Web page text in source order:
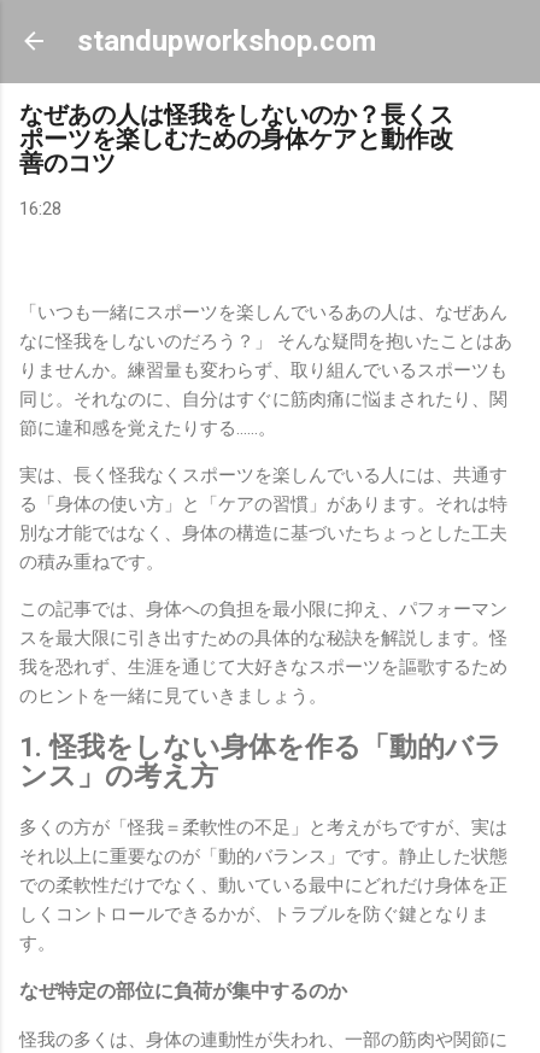
スキップしてメイン コンテンツに移動
standupworkshop.com
なぜあの人は怪我をしないのか？長くス
ポーツを楽しむための身体ケアと動作改
善のコツ
16:28
「いつも一緒にスポーツを楽しんでいるあの人は、なぜあん
なに怪我をしないのだろう？」 そんな疑問を抱いたことはあ
りませんか。練習量も変わらず、取り組んでいるスポーツも
同じ。それなのに、自分はすぐに筋肉痛に悩まされたり、関
節に違和感を覚えたりする……。
実は、長く怪我なくスポーツを楽しんでいる人には、共通す
る「身体の使い方」と「ケアの習慣」があります。それは特
別な才能ではなく、身体の構造に基づいたちょっとした工夫
の積み重ねです。
この記事では、身体への負担を最小限に抑え、パフォーマン
スを最大限に引き出すための具体的な秘訣を解説します。怪
我を恐れず、生涯を通じて大好きなスポーツを謳歌するため
のヒントを一緒に見ていきましょう。
1. 怪我をしない身体を作る「動的バラ
ンス」の考え方
多くの方が「怪我＝柔軟性の不足」と考えがちですが、実は
それ以上に重要なのが「動的バランス」です。静止した状態
での柔軟性だけでなく、動いている最中にどれだけ身体を正
しくコントロールできるかが、トラブルを防ぐ鍵となりま
す。
なぜ特定の部位に負荷が集中するのか
怪我の多くは、身体の連動性が失われ、一部の筋肉や関節に